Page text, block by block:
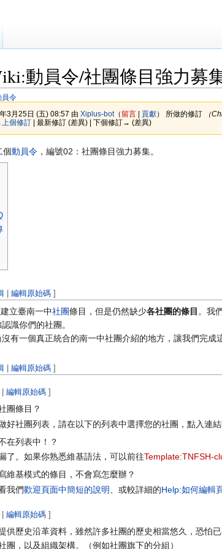
:動員令/社團條目強力募
員令
3月25日 (五) 08:57 由 Xiplus-bot（ 留言| 貢獻） 所做的修訂
（
個修訂| 最新修訂 (差異) | 下個修訂→ (差異)
個動員令 ，編號02：社團條目強力募集。
|編輯原始碼 ]
立臺南一中社團條目，但是仍然缺少各社團的條目 。我
識你們的社團。
有一個真正統合的南一中社團介紹的地方，讓我們完成
|編輯原始碼 ]
|編輯原始碼 ]
團條目？
好社團列表，請在以下的列表中選擇您的社團，點入連結
在列表中！？
了。如果你熟悉維基語法，可以前往Template:TNFSH-
維基模式的條目，不會寫怎麼辦？
我們歡迎頁面中簡短的說明、或較詳細的Help:如何編輯
|編輯原始碼 ]
供歷史沿革資料，雖然許多社團的歷史相當悠久，恐怕已
團，以及組織架構。（例如社團旗下的分組）